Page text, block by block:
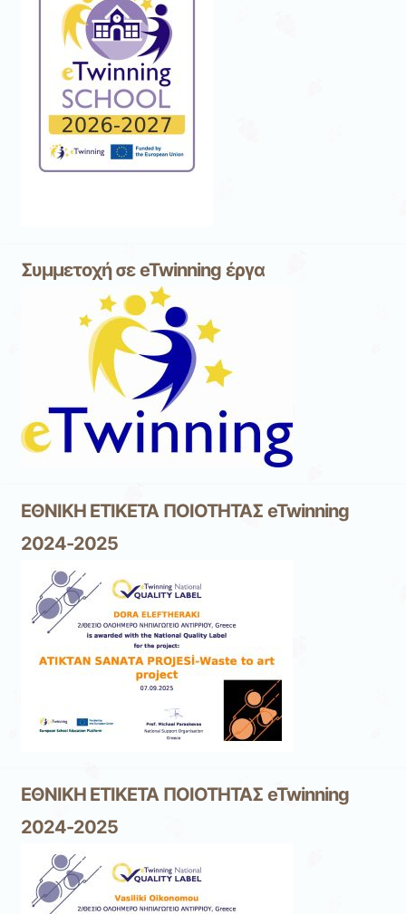
Συμμετοχή σε eTwinning έργα
ΕΘΝΙΚΗ ΕΤΙΚΕΤΑ ΠΟΙΟΤΗΤΑΣ eTwinning
2024-2025
ΕΘΝΙΚΗ ΕΤΙΚΕΤΑ ΠΟΙΟΤΗΤΑΣ eTwinning
2024-2025